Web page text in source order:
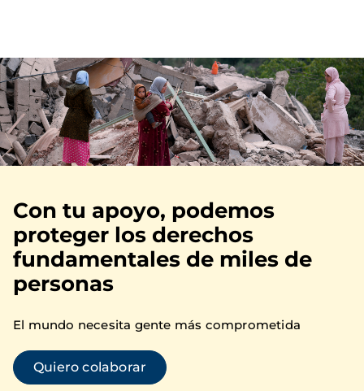
Imagen
Con tu apoyo, podemos
proteger los derechos
fundamentales de miles de
personas
El mundo necesita gente más comprometida
Quiero colaborar